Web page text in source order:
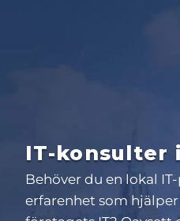
IT-konsulter
Behöver du en lokal
erfarenhet som